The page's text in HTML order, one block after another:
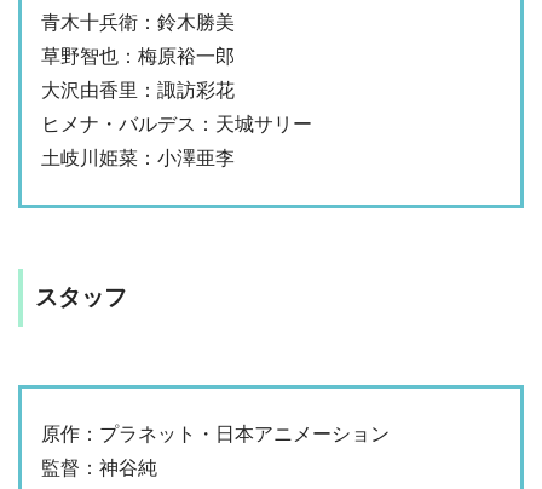
青木十兵衛：鈴木勝美
草野智也：梅原裕一郎
大沢由香里：諏訪彩花
ヒメナ・バルデス：天城サリー
土岐川姫菜：小澤亜李
スタッフ
原作：プラネット・日本アニメーション
監督：神谷純